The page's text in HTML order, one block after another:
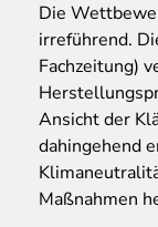
Die
irreführend.
Fachzeitung)
Ansicht der
dahingehend
Maßnahmen